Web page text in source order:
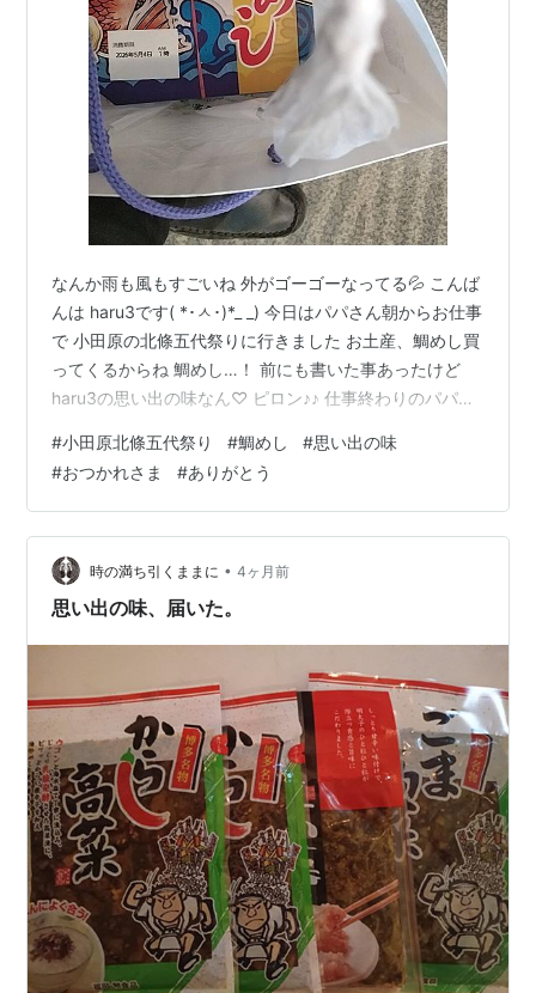
なんか雨も風もすごいね 外がゴーゴーなってる💦 こんば
んは haru3です( *･ㅅ･)*_ _) 今日はパパさん朝からお仕事
で 小田原の北條五代祭りに行きました お土産、鯛めし買
ってくるからね 鯛めし…！ 前にも書いた事あったけど
haru3の思い出の味なん♡ ピロン♪♪ 仕事終わりのパパさ
の夕飯はこれで決まり(´▽`*) あとはサラダとお味噌汁で
良し♡ 娘ちゃんも夜に備えてお昼ご飯を調整(笑) いざ…
美味し～い ( ˊᵕˋ∩) パパさんは初めてだったらしく うん！
うまいなこれって (* ´꒳` *) haru3は懐かしい気持ちに
浸…
#小田原北條五代祭り #鯛めし #思い出の味
#おつかれさま #ありがとう
時の満ち引くままに • 4ヶ月前
思い出の味、届いた。